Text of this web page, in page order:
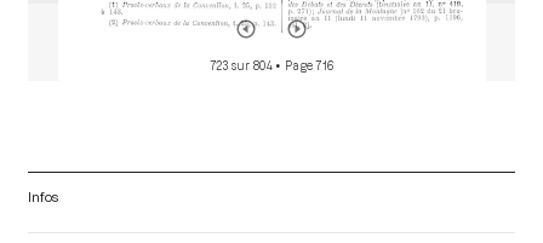
723 sur 804 • Page 716
Infos